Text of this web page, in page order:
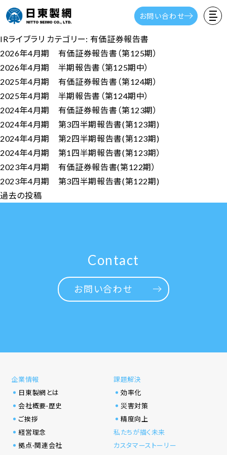
お問い合わせ
IRライブラリ カテゴリー: 有価証券報告書
2026年4月期 有価証券報告書（第125期）
2026年4月期 半期報告書（第125期中）
2025年4月期 有価証券報告書（第124期）
2025年4月期 半期報告書（第124期中）
2024年4月期 有価証券報告書（第123期）
2024年4月期 第3四半期報告書(第123期)
2024年4月期 第2四半期報告書(第123期)
2024年4月期 第1四半期報告書(第123期）
2023年4月期 有価証券報告書(第122期）
2023年4月期 第3四半期報告書(第122期)
投
過去の投稿
企業情報
日東製網とは
会社概要·歴史
ご挨拶
経営理念
拠点·関連会社
課題解決
効率化
災害対策
精度向上
私たちが描く未来
カスタマーストーリー
Contact
お問い合わせ